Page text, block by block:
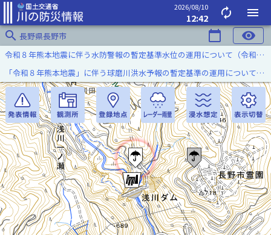
2026/08/10
12:42 autorenew
menu
search 長野県長野市 calendar_today visibility
令和８年熊本地震に伴う水防警報の暫定基準水位の運用について（令和８年８月７日）
「令和８年熊本地震」に伴う球磨川洪水予報の暫定基準の運用について（令和８年８月５日）